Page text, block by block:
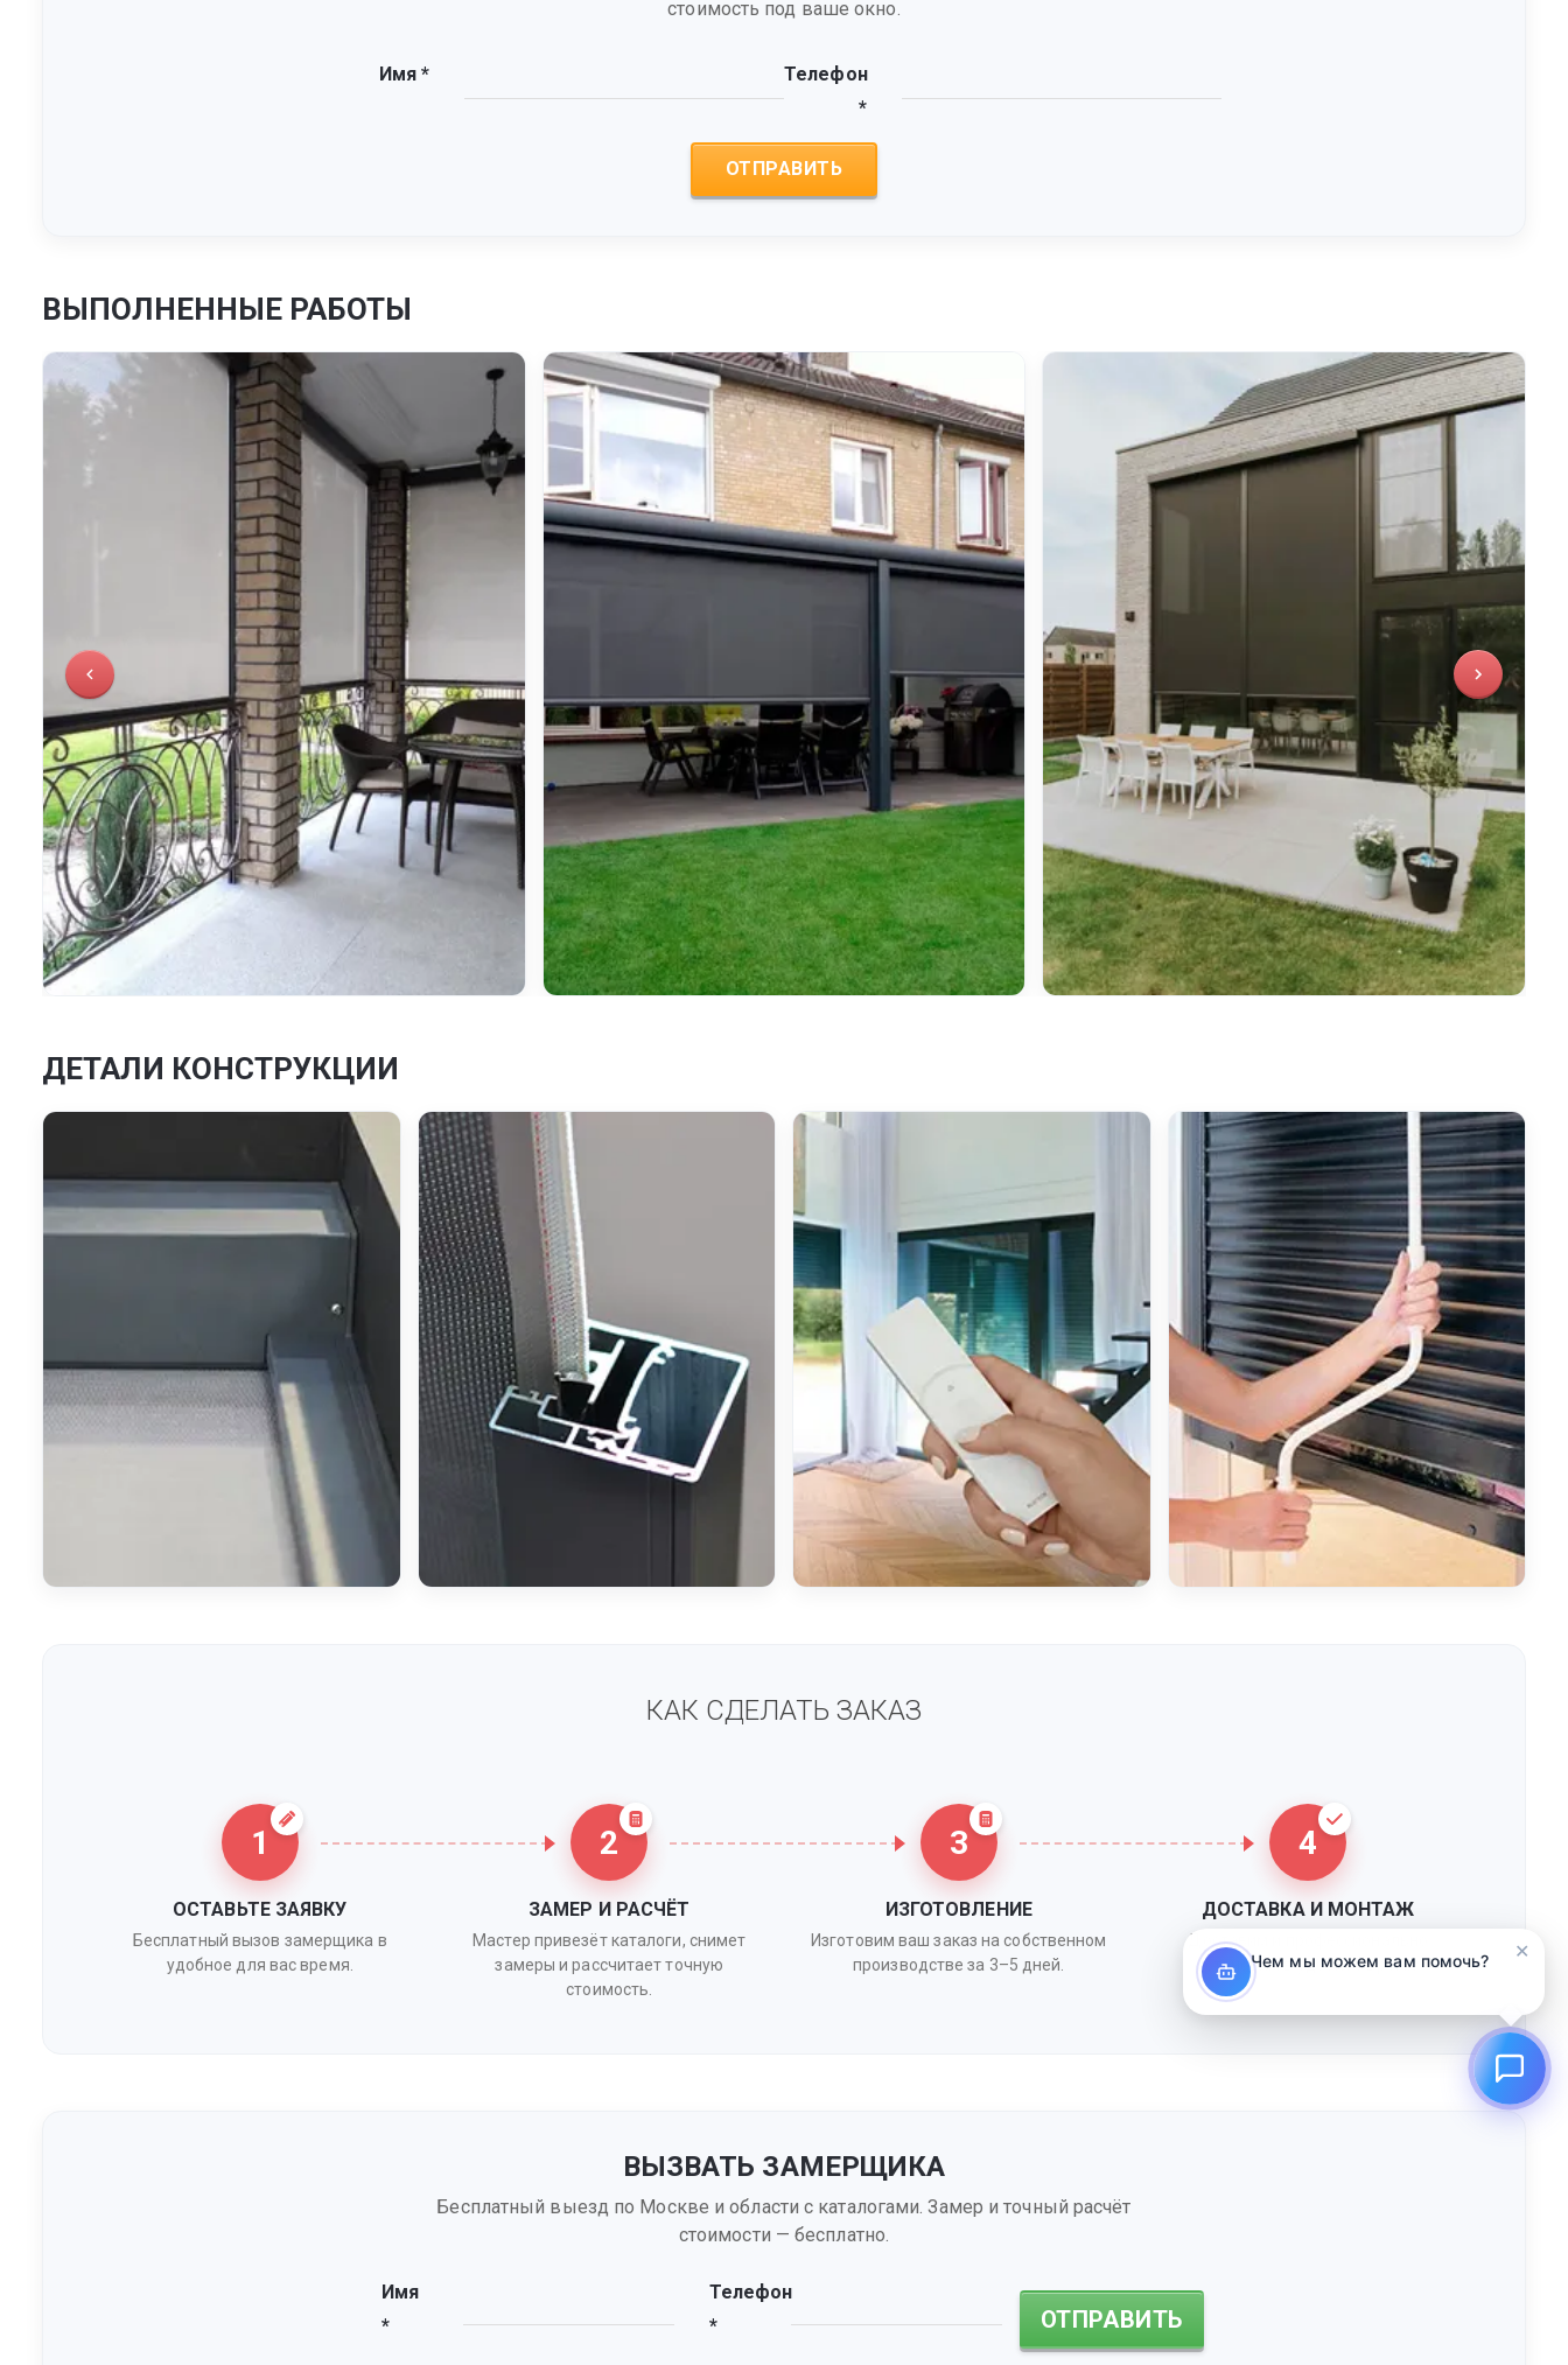
стоимость под ваше окно.
Имя *
Телефон
*
ОТПРАВИТЬ
ВЫПОЛНЕННЫЕ РАБОТЫ
ДЕТАЛИ КОНСТРУКЦИИ
КАК СДЕЛАТЬ ЗАКАЗ
1
ОСТАВЬТЕ ЗАЯВКУ
Бесплатный вызов замерщика в
удобное для вас время.
2
ЗАМЕР И РАСЧЁТ
Мастер привезёт каталоги, снимет
замеры и рассчитает точную
стоимость.
3
ИЗГОТОВЛЕНИЕ
Изготовим ваш заказ на собственном
производстве за 3–5 дней.
4
ДОСТАВКА И МОНТАЖ
Доставим и профессионально
установим в удобное время.
ВЫЗВАТЬ ЗАМЕРЩИКА
Бесплатный выезд по Москве и области с каталогами. Замер и точный расчёт
стоимости — бесплатно.
Имя
*
Телефон
*
ОТПРАВИТЬ
✕
Чем мы можем вам помочь?